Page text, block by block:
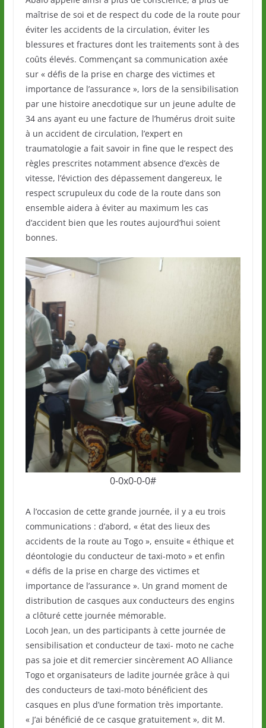
maîtrise de soi et de respect du code de la route pour
éviter les accidents de la circulation, éviter les
blessures et fractures dont les traitements sont à des
coûts élevés. Commençant sa communication axée
sur « défis de la prise en charge des victimes et
importance de l’assurance », lors de la sensibilisation
par une histoire anecdotique sur un jeune adulte de
34 ans ayant eu une facture de l’humérus droit suite
à un accident de circulation, l’expert en
traumatologie a fait savoir in fine que le respect des
règles prescrites notamment absence d’excès de
vitesse, l’éviction des dépassement dangereux, le
respect scrupuleux du code de la route dans son
ensemble aidera à éviter au maximum les cas
d’accident bien que les routes aujourd’hui soient
bonnes.
0-0x0-0-0#
A l’occasion de cette grande journée, il y a eu trois
communications : d’abord, « état des lieux des
accidents de la route au Togo », ensuite « éthique et
déontologie du conducteur de taxi-moto » et enfin
« défis de la prise en charge des victimes et
importance de l’assurance ». Un grand moment de
distribution de casques aux conducteurs des engins
a clôturé cette journée mémorable.
Locoh Jean, un des participants à cette journée de
sensibilisation et conducteur de taxi- moto ne cache
pas sa joie et dit remercier sincèrement AO Alliance
Togo et organisateurs de ladite journée grâce à qui
des conducteurs de taxi-moto bénéficient des
casques en plus d’une formation très importante.
« J’ai bénéficié de ce casque gratuitement », dit M.